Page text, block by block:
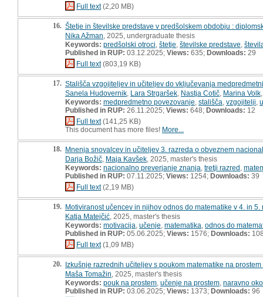
Full text(2,20 MB)
16. Štetje in številske predstave v predšolskem obdobju :
Nika Ažman , 2025, undergraduate thesis
Keywords: predšolski otroci štetje številske predstave
Published in RUP: 03.12.2025; Views: 635; Downloads: 29
Full text(803,19 KB)
17. Stališča vzgojiteljev in učiteljev do vključevanja
Sanela Hudovernik Lara Strgaršek Nastja Cotič Marina Volk
Keywords: medpredmetno povezovanje stališča vzgojitelji
Published in RUP: 26.11.2025; Views: 648; Downloads: 12
Full text(141,25 KB)
This document has more files! More...
18. Mnenja snovalcev in učiteljev 3. razreda o obveznem
Darja Božič Maja Kavšek , 2025, master's thesis
Keywords: nacionalno preverjanje znanja tretji razred
Published in RUP: 07.11.2025; Views: 1254; Downloads: 39
Full text(2,19 MB)
19. Motiviranost učencev in njihov odnos do matematike v 4. in
Katja Matejčić , 2025, master's thesis
Keywords: motivacija učenje matematika odnos do
Published in RUP: 05.06.2025; Views: 1576; Downloads:
Full text(1,09 MB)
20. Izkušnje razrednih učiteljev s poukom matematike na
Maša Tomažin , 2025, master's thesis
Keywords: pouk na prostem učenje na prostem naravno
Published in RUP: 03.06.2025; Views: 1373; Downloads: 96